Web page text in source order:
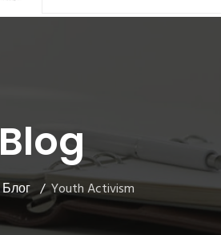
Blog
Блог Youth Activism